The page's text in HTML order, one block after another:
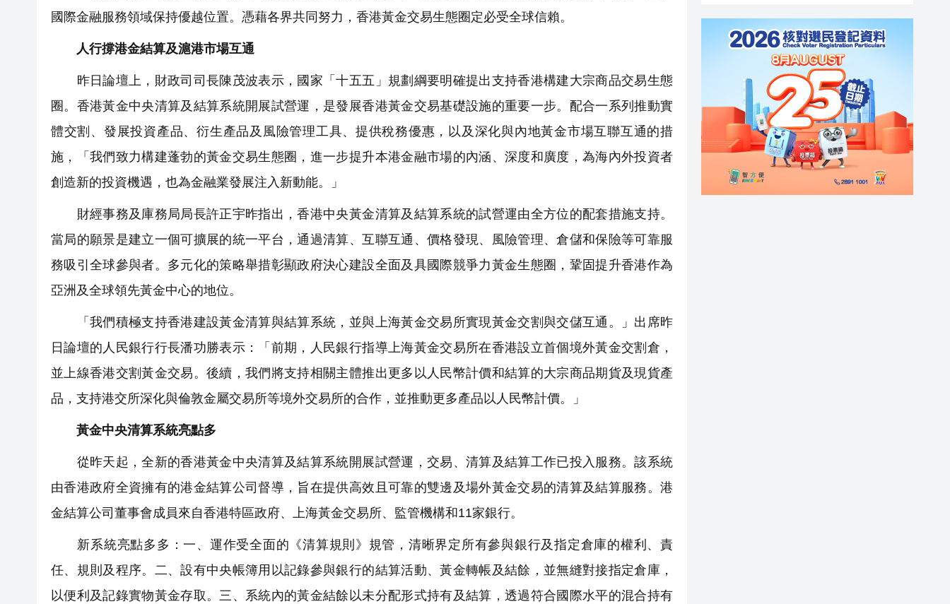
國際金融服務領域保持優越位置。憑藉各界共同努力，香港黃金交易生態圈定必受全球信賴。
人行撐港金結算及滬港市場互通
昨日論壇上，財政司司長陳茂波表示，國家「十五五」規劃綱要明確提出支持香港構建大宗商品交易生態
圈。香港黃金中央清算及結算系統開展試營運，是發展香港黃金交易基礎設施的重要一步。配合一系列推動實
體交割、發展投資產品、衍生產品及風險管理工具、提供稅務優惠，以及深化與內地黃金市場互聯互通的措
施，「我們致力構建蓬勃的黃金交易生態圈，進一步提升本港金融市場的內涵、深度和廣度，為海內外投資者
創造新的投資機遇，也為金融業發展注入新動能。」
財經事務及庫務局局長許正宇昨指出，香港中央黃金清算及結算系統的試營運由全方位的配套措施支持。
當局的願景是建立一個可擴展的統一平台，通過清算、互聯互通、價格發現、風險管理、倉儲和保險等可靠服
務吸引全球參與者。多元化的策略舉措彰顯政府決心建設全面及具國際競爭力黃金生態圈，鞏固提升香港作為
亞洲及全球領先黃金中心的地位。
「我們積極支持香港建設黃金清算與結算系統，並與上海黃金交易所實現黃金交割與交儲互通。」出席昨
日論壇的人民銀行行長潘功勝表示：「前期，人民銀行指導上海黃金交易所在香港設立首個境外黃金交割倉，
並上線香港交割黃金交易。後續，我們將支持相關主體推出更多以人民幣計價和結算的大宗商品期貨及現貨產
品，支持港交所深化與倫敦金屬交易所等境外交易所的合作，並推動更多產品以人民幣計價。」
黃金中央清算系統亮點多
從昨天起，全新的香港黃金中央清算及結算系統開展試營運，交易、清算及結算工作已投入服務。該系統
由香港政府全資擁有的港金結算公司督導，旨在提供高效且可靠的雙邊及場外黃金交易的清算及結算服務。港
金結算公司董事會成員來自香港特區政府、上海黃金交易所、監管機構和11家銀行。
新系統亮點多多：一、運作受全面的《清算規則》規管，清晰界定所有參與銀行及指定倉庫的權利、責
任、規則及程序。二、設有中央帳簿用以記錄參與銀行的結算活動、黃金轉帳及結餘，並無縫對接指定倉庫，
以便利及記錄實物黃金存取。三、系統內的黃金結餘以未分配形式持有及結算，透過符合國際水平的混合持有